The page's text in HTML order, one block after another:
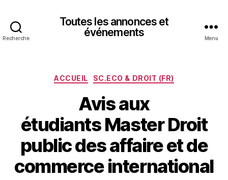
Recherche
Toutes les annonces et
événements
Menu
Catégories
ACCUEIL SC.ECO & DROIT (FR)
Avis aux
étudiants Master Droit
public des affaire et de
commerce international